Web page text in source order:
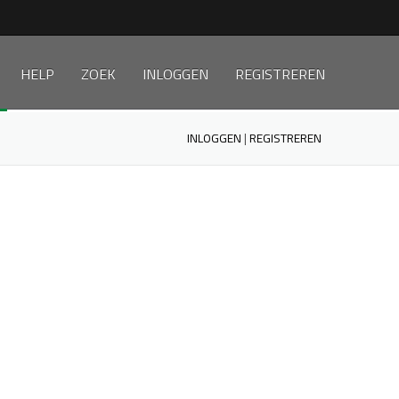
HELP ZOEK INLOGGEN REGISTREREN
INLOGGEN |REGISTREREN